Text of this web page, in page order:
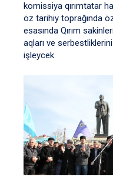
komissiya qırımtatar
öz tarihiy toprağında öz
esasında Qırım
aqları ve
işleycek.